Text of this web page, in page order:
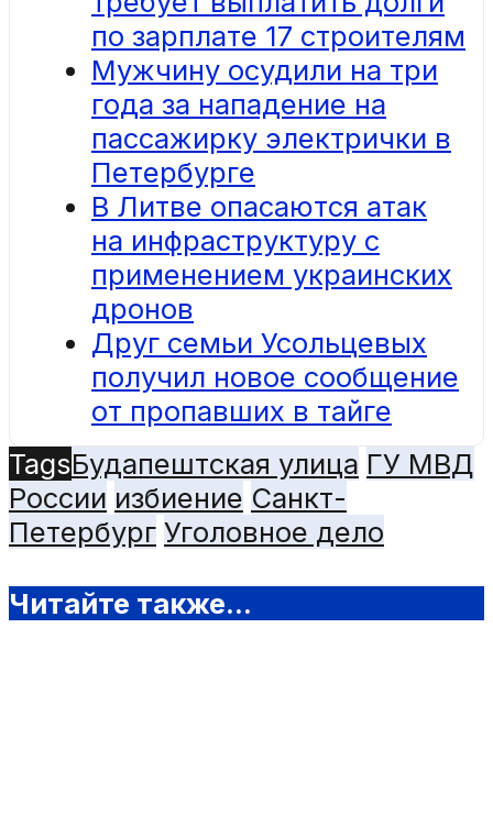
по зарплате 17 строителям
Мужчину осудили на три
года за нападение на
пассажирку электрички в
Петербурге
В Литве опасаются атак
на инфраструктуру с
применением украинских
дронов
Друг семьи Усольцевых
получил новое сообщение
от пропавших в тайге
TagsБудапештская улица ГУ МВД
России избиение Санкт-
Петербург Уголовное дело
Читайте также...